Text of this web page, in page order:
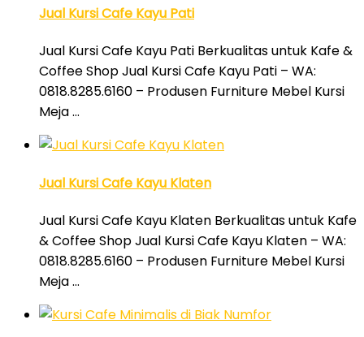
Jual Kursi Cafe Kayu Pati
Jual Kursi Cafe Kayu Pati Berkualitas untuk Kafe &
Coffee Shop Jual Kursi Cafe Kayu Pati – WA:
0818.8285.6160 – Produsen Furniture Mebel Kursi
Meja …
Jual Kursi Cafe Kayu Klaten
Jual Kursi Cafe Kayu Klaten Berkualitas untuk Kafe
& Coffee Shop Jual Kursi Cafe Kayu Klaten – WA:
0818.8285.6160 – Produsen Furniture Mebel Kursi
Meja …